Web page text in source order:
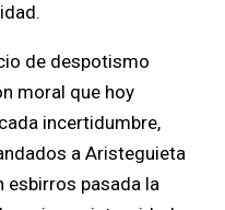
moral que hoy
incertidumbre,
a Aristeguieta
esbirros pasada la